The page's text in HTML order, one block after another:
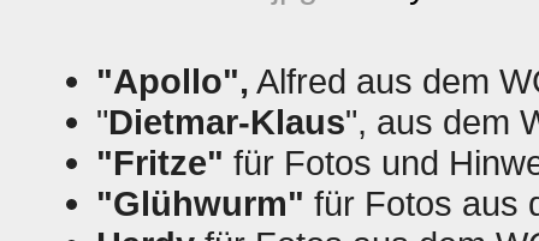
"Apollo", Alfred aus dem
"Dietmar-Klaus", aus dem
"Fritze" für Fotos und
"Glühwurm" für Fotos aus